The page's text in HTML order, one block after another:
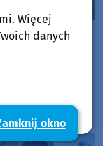
w
Więcej
danych
okno